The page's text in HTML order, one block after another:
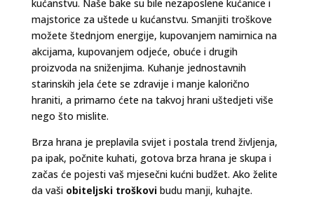
kućanstvu. Naše bake su bile nezaposlene kućanice i
majstorice za uštede u kućanstvu. Smanjiti troškove
možete štednjom energije, kupovanjem namirnica na
akcijama, kupovanjem odjeće, obuće i drugih
proizvoda na sniženjima. Kuhanje jednostavnih
starinskih jela ćete se zdravije i manje kalorično
hraniti, a primarno ćete na takvoj hrani uštedjeti više
nego što mislite.
Brza hrana je preplavila svijet i postala trend življenja,
pa ipak, počnite kuhati, gotova brza hrana je skupa i
začas će pojesti vaš mjesečni kućni budžet. Ako želite
da vaši obiteljski troškovibudu manji, kuhajte.